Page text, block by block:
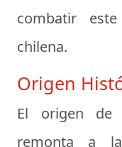
combatir
chilena.
Origen
El origen de
remonta a